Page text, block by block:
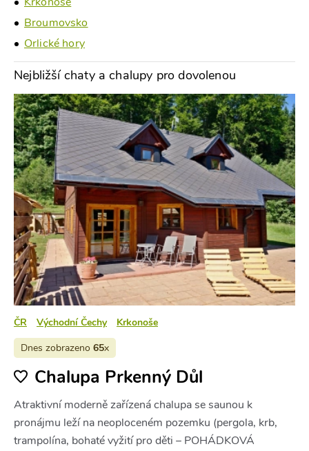
Krkonoše
Broumovsko
Orlické hory
Nejbližší chaty a chalupy pro dovolenou
ČR Východní Čechy Krkonoše
Dnes zobrazeno 65x
Chalupa Prkenný Důl
Atraktivní moderně zařízená chalupa se saunou k
pronájmu leží na neoploceném pozemku (pergola, krb,
trampolína, bohaté vyžití pro děti – POHÁDKOVÁ